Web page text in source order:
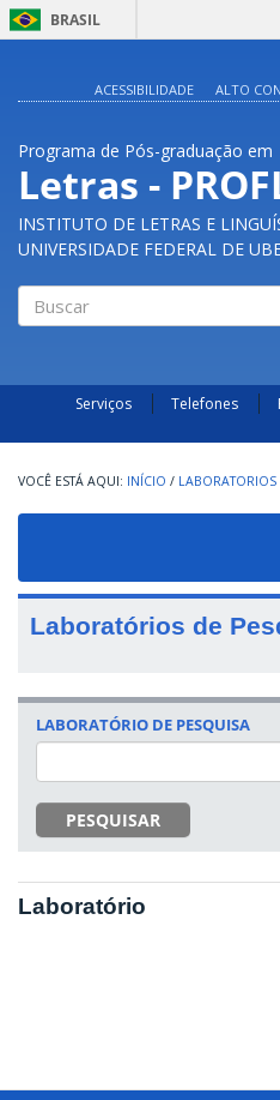
BRASIL
ACESSIBILIDADE
ALTO
Programa de Pós-graduação em
Letras -
INSTITUTO DE LETRAS E
UNIVERSIDADE FEDERAL DE
Serviços Telefones
INÍCIO / LABORATORIOS
Laboratórios de
LABORATÓRIO DE PESQUISA
PESQUISAR
Laboratório